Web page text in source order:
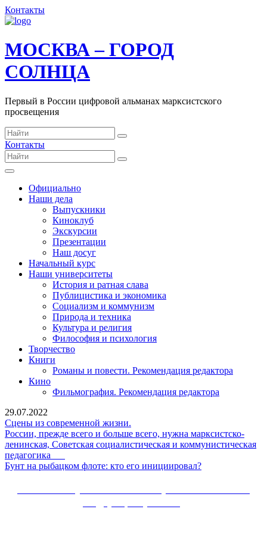
Контакты
МОСКВА – ГОРОД
СОЛНЦА
Первый в России цифровой альманах марксистского
просвещения
Контакты
Официально
Наши дела
Выпускники
Киноклуб
Экскурсии
Презентации
Наш досуг
Начальный курс
Наши университеты
История и ратная слава
Публицистика и экономика
Социализм и коммунизм
Природа и техника
Культура и религия
Философия и психология
Творчество
Книги
Романы и повести. Рекомендация редактора
Кино
Фильмография. Рекомендация редактора
29.07.2022
Сцены из современной жизни.
из
современной
России, прежде всего и больше всего, нужна марксистско-
ленинская, Советская социалистическая и коммунистическая
педагогика
прежде
больше
всего,
Бунт на рыбацком флоте: кто его инициировал?Бунт
флоте: